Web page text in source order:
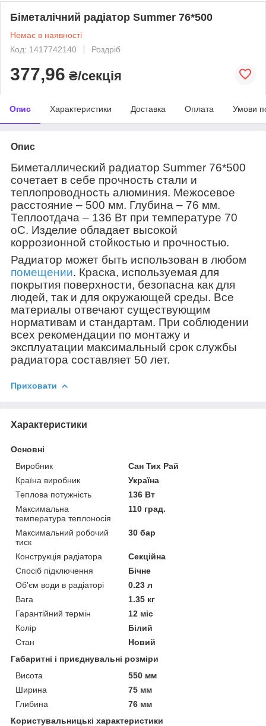
Біметалічний радіатор Summer 76*500
Немає в наявності
Код: 1417742140
Роздріб
377,96 ₴/секція
Опис Характеристики Доставка Оплата Умови
Опис
Биметаллический радиатор Summer 76*500
сочетает в себе прочность стали и
теплопроводность алюминия. Межосевое
расстояние – 500 мм. Глубина – 76 мм.
Теплоотдача – 136 Вт при температуре 70
оC. Изделие обладает высокой
коррозионной стойкостью и прочностью.
Радиатор может быть использован в любом
помещении. Краска, используемая для
покрытия поверхности, безопасна как для
людей, так и для окружающей среды. Все
материалы отвечают существующим
нормативам и стандартам. При соблюдении
всех рекомендации по монтажу и
эксплуатации максимальный срок службы
радиатора составляет 50 лет.
Приховати
Характеристики
Основні
Виробник
Сан Тих Рай
Країна виробник
Україна
Теплова потужність
136 Вт
Максимальна
температура теплоносія
110 град.
Максимальний робочий
тиск
30 бар
Конструкція радіатора
Секційна
Спосіб підключення
Бічне
Об'єм води в радіаторі
0.23 л
Вага
1.35 кг
Гарантійний термін
12 міс
Колір
Білий
Стан
Новий
Габаритні і приєднувальні розміри
Висота
550 мм
Ширина
75 мм
Глибина
76 мм
Користувальницькі характеристики